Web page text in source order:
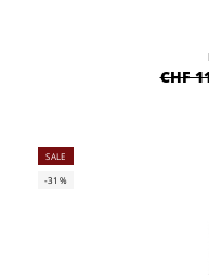
CHF
SALE
-31%